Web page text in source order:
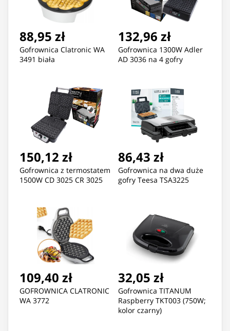
88,95 zł
Gofrownica Clatronic WA
3491 biała
132,96 zł
Gofrownica 1300W Adler
AD 3036 na 4 gofry
150,12 zł
Gofrownica z termostatem
1500W CD 3025 CR 3025
86,43 zł
Gofrownica na dwa duże
gofry Teesa TSA3225
109,40 zł
GOFROWNICA CLATRONIC
WA 3772
32,05 zł
Gofrownica TITANUM
Raspberry TKT003 (750W;
kolor czarny)